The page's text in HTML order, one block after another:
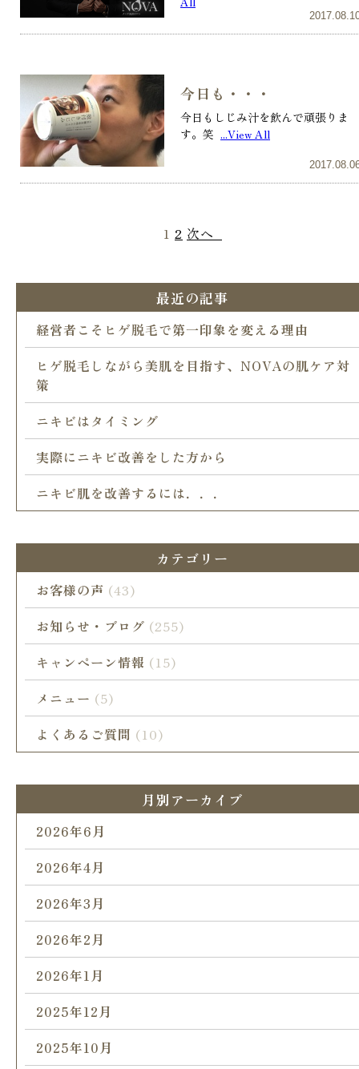
今日も・・・
今日もしじみ汁を飲んで頑張りま
す。笑 ...View All
1 2 次へ
最近の記事
経営者こそヒゲ脱毛で第一印象を変える理由
ヒゲ脱毛しながら美肌を目指す、NOVAの肌ケア対
策
ニキビはタイミング
実際にニキビ改善をした方から
ニキビ肌を改善するには．．．
カテゴリー
お客様の声 (43)
お知らせ・ブログ (255)
キャンペーン情報 (15)
メニュー (5)
よくあるご質問 (10)
月別アーカイブ
2026年6月
2026年4月
2026年3月
2026年2月
2026年1月
2025年12月
2025年10月